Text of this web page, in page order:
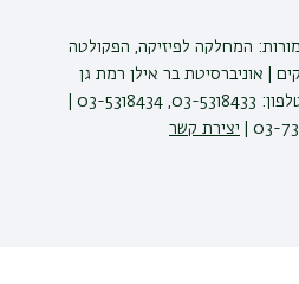
המחלקה לפיזיקה, הפקולטה
| אוניברסיטת בר אילן רמת גן
יצירת קשר